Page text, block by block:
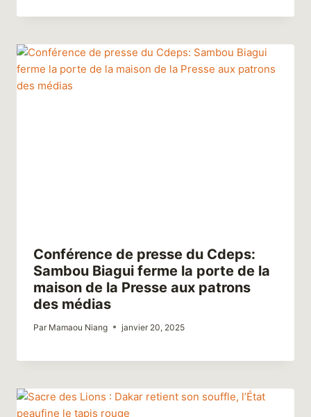
Conférence de presse du Cdeps:
Sambou Biagui ferme la porte de la
maison de la Presse aux patrons
des médias
Par Mamaou Niang janvier 20, 2025